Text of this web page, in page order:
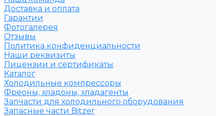
Доставка и оплата
Гарантии
Фотогалерея
Отзывы
Политика конфиденциальности
Наши реквизиты
Лицензии и сертификаты
Каталог
Холодильные компрессоры
Фреоны, хладоны, хладагенты
Запчасти для холодильного оборудования
Запасные части Bitzer